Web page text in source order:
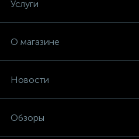
Услуги
О магазине
Новости
Обзоры